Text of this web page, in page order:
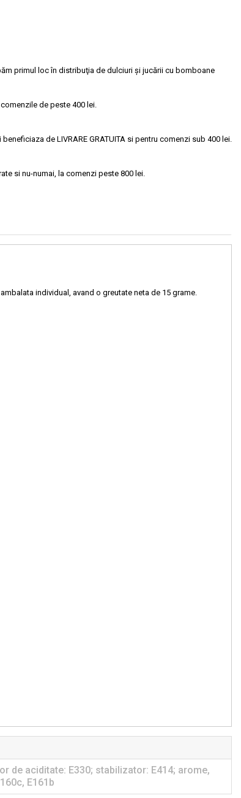
primul loc în distribuţia de dulciuri și jucării cu bomboane
de peste 400 lei.
de LIVRARE GRATUITA si pentru comenzi sub 400 lei.
si nu-numai, la comenzi peste 800 lei.
individual, avand o greutate neta de 15 grame.
de aciditate: E330; stabilizator: E414; arome,
E161b